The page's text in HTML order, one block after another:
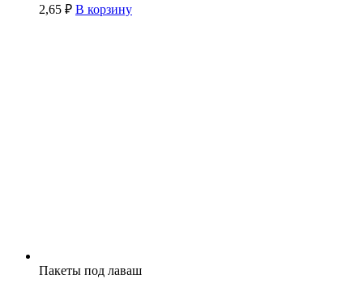
2,65 ₽ В корзину
Пакеты под лаваш